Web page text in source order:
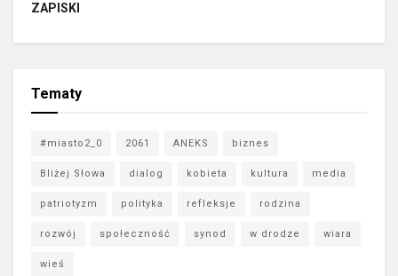
ZAPISKI
Tematy
#miasto2_0 2061 ANEKS biznes
Bliżej Słowa dialog kobieta kultura media
patriotyzm polityka refleksje rodzina
rozwój społeczność synod w drodze wiara
wieś